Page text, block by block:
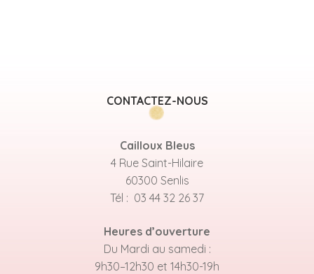
CONTACTEZ-NOUS
Cailloux Bleus
4 Rue Saint-Hilaire
60300 Senlis
Tél : 03 44 32 26 37
Heures d’ouverture
Du Mardi au samedi :
9h30–12h30 et 14h30-19h